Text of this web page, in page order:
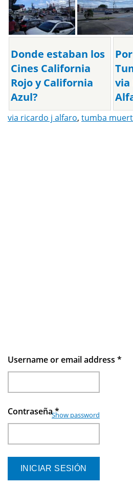
Donde estaban los
Cines California
Rojo y California
Azul?
via
via ricardo j alfaro, tumba
Username or email address *
Contraseña*
Show password